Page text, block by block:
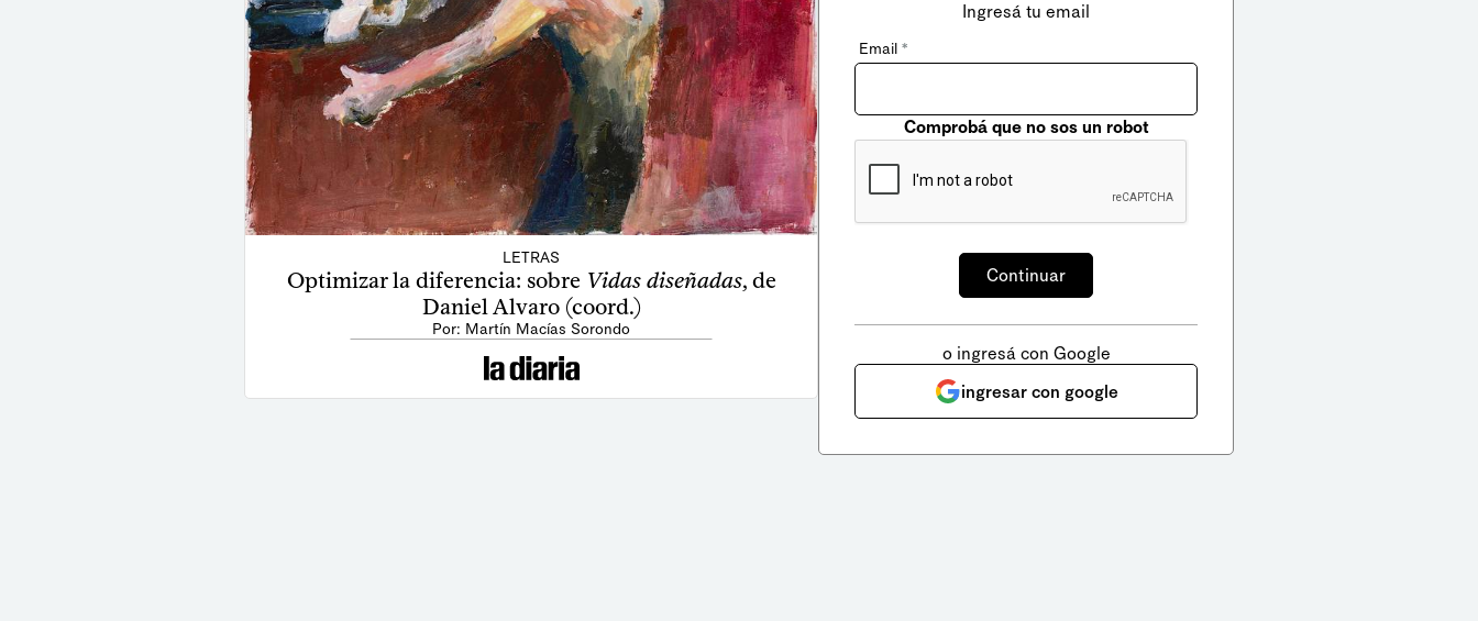
LETRAS
Optimizar la diferencia: sobre Vidas diseñadas, de
Daniel Alvaro (coord.)
Por: Martín Macías Sorondo
Ingresá tu email
Email *
Comprobá que no sos un robot
o ingresá con Google
ingresar con google